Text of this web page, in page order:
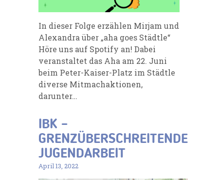
In dieser Folge erzählen Mirjam und
Alexandra über „aha goes Städtle“
Höre uns auf Spotify an! Dabei
veranstaltet das Aha am 22. Juni
beim Peter-Kaiser-Platz im Städtle
diverse Mitmachaktionen,
darunter…
IBK –
GRENZÜBERSCHREITENDE
JUGENDARBEIT
April 13, 2022